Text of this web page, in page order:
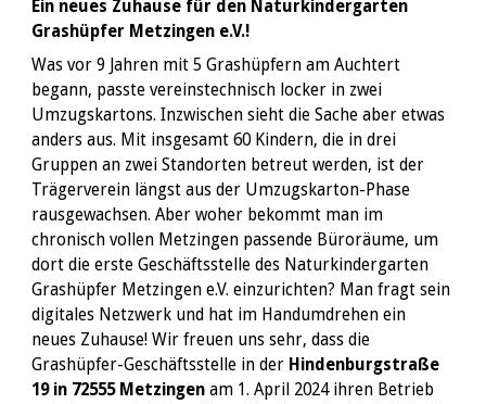
Ein neues Zuhause für den Naturkindergarten
Grashüpfer Metzingen e.V.!
Was vor 9 Jahren mit 5 Grashüpfern am Auchtert
begann, passte vereinstechnisch locker in zwei
Umzugskartons. Inzwischen sieht die Sache aber etwas
anders aus. Mit insgesamt 60 Kindern, die in drei
Gruppen an zwei Standorten betreut werden, ist der
Trägerverein längst aus der Umzugskarton-Phase
rausgewachsen. Aber woher bekommt man im
chronisch vollen Metzingen passende Büroräume, um
dort die erste Geschäftsstelle des Naturkindergarten
Grashüpfer Metzingen e.V. einzurichten? Man fragt sein
digitales Netzwerk und hat im Handumdrehen ein
neues Zuhause! Wir freuen uns sehr, dass die
Grashüpfer-Geschäftsstelle in der Hindenburgstraße
19 in 72555 Metzingen am 1. April 2024 ihren Betrieb